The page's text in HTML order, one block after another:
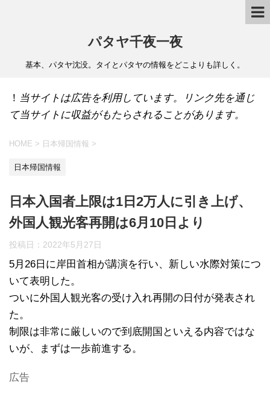
パタヤ千夜一夜
基本、パタヤ沈没。タイとパタヤの情報をどこよりも詳しく。
！ 当サイトは広告を利用しています。リンク先を通じ
て当サイトに収益がもたらされることがあります。
HOME > 日本帰国情報 >
日本帰国情報
日本入国者上限は1日2万人に引き上げ、
外国人観光客再開は6月10日より
投稿日： 2022年5月27日
5月26日に岸田首相が講演を行い、新しい水際対策につ
いて表明した。
ついに外国人観光客の受け入れ再開の日付が発表され
た。
制限は非常に厳しいので到底開国といえる内容ではな
いが、まずは一歩前進する。
広告